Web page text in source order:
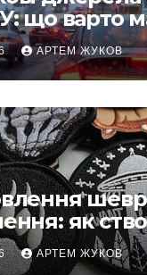
що варто
умовах
АРТЕМ ЖУКОВ
як
дизайн
АРТЕМ ЖУКОВ